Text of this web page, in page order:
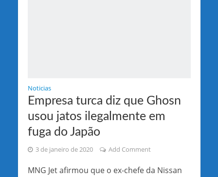
Noticias
Empresa turca diz que Ghosn
usou jatos ilegalmente em
fuga do Japão
3 de janeiro de 2020 Add Comment
MNG Jet afirmou que o ex-chefe da Nissan